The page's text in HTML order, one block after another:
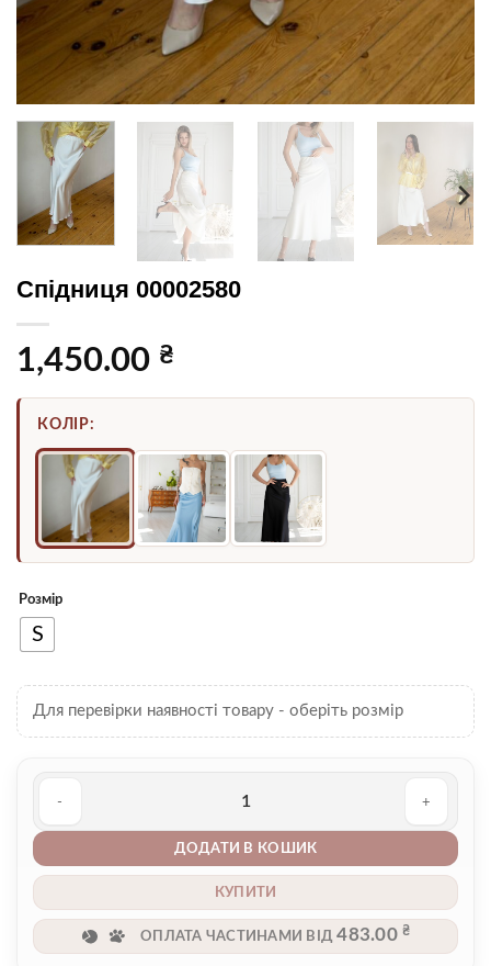
Спідниця 00002580
1,450.00 ₴
КОЛІР:
Розмір
S
Для перевірки наявності товару - оберіть розмір
ДОДАТИ В КОШИК
КУПИТИ
ОПЛАТА ЧАСТИНАМИ ВІД483.00₴